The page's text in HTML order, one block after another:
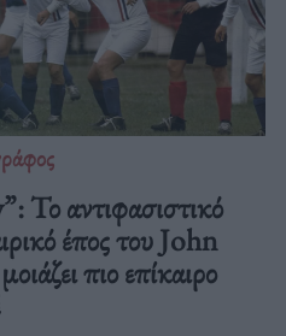
Το αντιφασιστικό
έπος του John
πιο επίκαιρο